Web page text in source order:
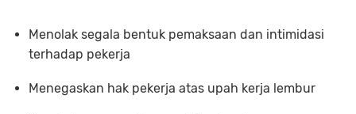
Menolak segala bentuk pemaksaan dan intimidasi
terhadap pekerja
Menegaskan hak pekerja atas upah kerja lembur